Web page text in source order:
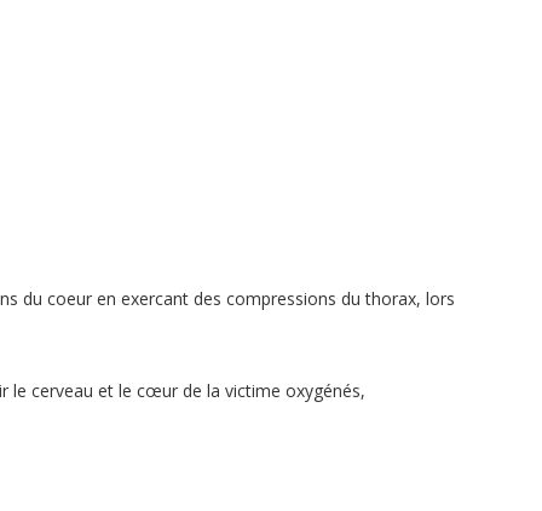
du coeur en exercant des compressions du thorax, lors
le cerveau et le cœur de la victime oxygénés,